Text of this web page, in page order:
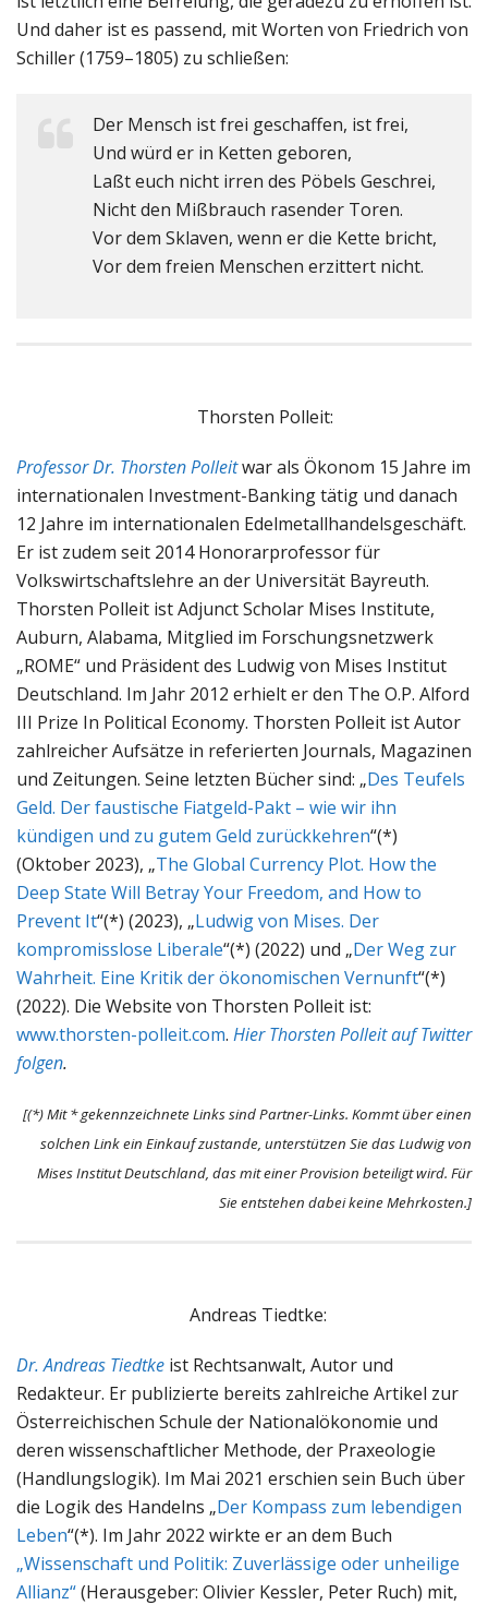
Und daher ist es passend, mit Worten von Friedrich von
Schiller (1759–1805) zu schließen:
Der Mensch ist frei geschaffen, ist frei,
Und würd er in Ketten geboren,
Laßt euch nicht irren des Pöbels Geschrei,
Nicht den Mißbrauch rasender Toren.
Vor dem Sklaven, wenn er die Kette bricht,
Vor dem freien Menschen erzittert nicht.
Thorsten Polleit:
Professor Dr. Thorsten Polleitwar als Ökonom 15 Jahre im
internationalen Investment-Banking tätig und danach
12 Jahre im internationalen Edelmetallhandelsgeschäft.
Er ist zudem seit 2014 Honorarprofessor für
Volkswirtschaftslehre an der Universität Bayreuth.
Thorsten Polleit ist Adjunct Scholar Mises Institute,
Auburn, Alabama, Mitglied im Forschungsnetzwerk
„ROME“ und Präsident des Ludwig von Mises Institut
Deutschland. Im Jahr 2012 erhielt er den The O.P. Alford
III Prize In Political Economy. Thorsten Polleit ist Autor
zahlreicher Aufsätze in referierten Journals, Magazinen
und Zeitungen. Seine letzten Bücher sind: „Des Teufels
Geld. Der faustische Fiatgeld-Pakt – wie wir ihn
kündigen und zu gutem Geld zurückkehren“(*)
(Oktober 2023), „The Global Currency Plot. How the
Deep State Will Betray Your Freedom, and How to
Prevent It“(*) (2023), „Ludwig von Mises. Der
kompromisslose Liberale“(*) (2022) und „Der Weg zur
Wahrheit. Eine Kritik der ökonomischen Vernunft“(*)
(2022). Die Website von Thorsten Polleit ist:
www.thorsten-polleit.com. Hier Thorsten Polleit auf Twitter
folgen.
[(*) Mit * gekennzeichnete Links sind Partner-Links. Kommt über einen
solchen Link ein Einkauf zustande, unterstützen Sie das Ludwig von
Mises Institut Deutschland, das mit einer Provision beteiligt wird. Für
Sie entstehen dabei keine Mehrkosten.]
Andreas Tiedtke:
Dr. Andreas Tiedtke ist Rechtsanwalt, Autor und
Redakteur. Er publizierte bereits zahlreiche Artikel zur
Österreichischen Schule der Nationalökonomie und
deren wissenschaftlicher Methode, der Praxeologie
(Handlungslogik). Im Mai 2021 erschien sein Buch über
die Logik des Handelns „Der Kompass zum lebendigen
Leben“(*). Im Jahr 2022 wirkte er an dem Buch
„Wissenschaft und Politik: Zuverlässige oder unheilige
Allianz“(Herausgeber: Olivier Kessler, Peter Ruch) mit,